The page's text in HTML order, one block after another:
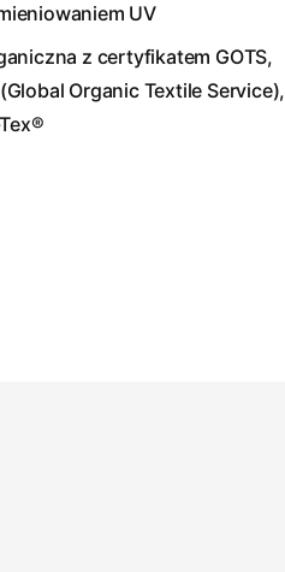
UV
z certyfikatem GOTS,
Organic Textile Service),